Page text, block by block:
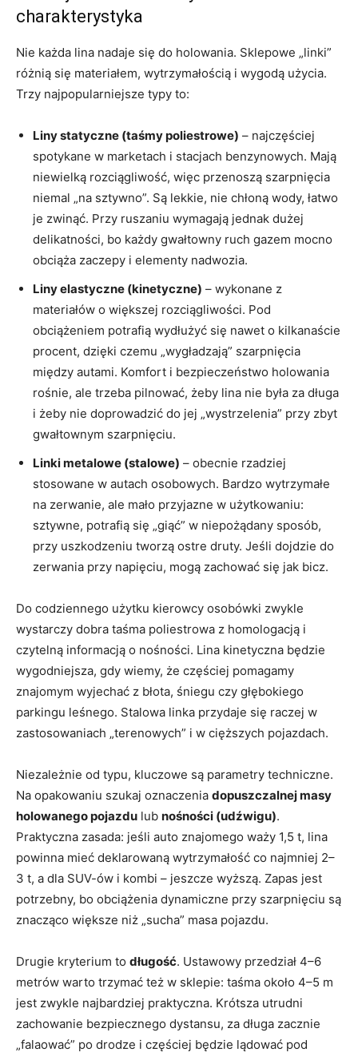
charakterystyka
Nie każda lina nadaje się do holowania. Sklepowe „linki”
różnią się materiałem, wytrzymałością i wygodą użycia.
Trzy najpopularniejsze typy to:
Liny statyczne (taśmy poliestrowe) – najczęściej
spotykane w marketach i stacjach benzynowych. Mają
niewielką rozciągliwość, więc przenoszą szarpnięcia
niemal „na sztywno”. Są lekkie, nie chłoną wody, łatwo
je zwinąć. Przy ruszaniu wymagają jednak dużej
delikatności, bo każdy gwałtowny ruch gazem mocno
obciąża zaczepy i elementy nadwozia.
Liny elastyczne (kinetyczne) – wykonane z
materiałów o większej rozciągliwości. Pod
obciążeniem potrafią wydłużyć się nawet o kilkanaście
procent, dzięki czemu „wygładzają” szarpnięcia
między autami. Komfort i bezpieczeństwo holowania
rośnie, ale trzeba pilnować, żeby lina nie była za długa
i żeby nie doprowadzić do jej „wystrzelenia” przy zbyt
gwałtownym szarpnięciu.
Linki metalowe (stalowe) – obecnie rzadziej
stosowane w autach osobowych. Bardzo wytrzymałe
na zerwanie, ale mało przyjazne w użytkowaniu:
sztywne, potrafią się „giąć” w niepożądany sposób,
przy uszkodzeniu tworzą ostre druty. Jeśli dojdzie do
zerwania przy napięciu, mogą zachować się jak bicz.
Do codziennego użytku kierowcy osobówki zwykle
wystarczy dobra taśma poliestrowa z homologacją i
czytelną informacją o nośności. Lina kinetyczna będzie
wygodniejsza, gdy wiemy, że częściej pomagamy
znajomym wyjechać z błota, śniegu czy głębokiego
parkingu leśnego. Stalowa linka przydaje się raczej w
zastosowaniach „terenowych” i w cięższych pojazdach.
Niezależnie od typu, kluczowe są parametry techniczne.
Na opakowaniu szukaj oznaczenia dopuszczalnej masy
holowanego pojazdu lub nośności (udźwigu).
Praktyczna zasada: jeśli auto znajomego waży 1,5 t, lina
powinna mieć deklarowaną wytrzymałość co najmniej 2–
3 t, a dla SUV-ów i kombi – jeszcze wyższą. Zapas jest
potrzebny, bo obciążenia dynamiczne przy szarpnięciu są
znacząco większe niż „sucha” masa pojazdu.
Drugie kryterium to długość. Ustawowy przedział 4–6
metrów warto trzymać też w sklepie: taśma około 4–5 m
jest zwykle najbardziej praktyczna. Krótsza utrudni
zachowanie bezpiecznego dystansu, za długa zacznie
„falaować” po drodze i częściej będzie lądować pod